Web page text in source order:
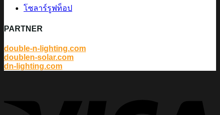
โซลาร์รูฟท็อป
PARTNER
double-n-lighting.com
doublen-solar.com
dn-lighting.com